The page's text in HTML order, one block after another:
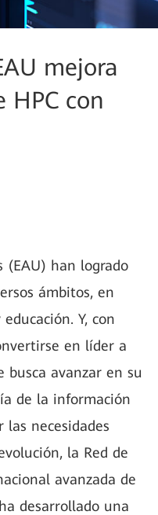
mejora
HPC con
(EAU) han logrado
ámbitos, en
Y, con
en líder a
busca avanzar en su
de la información
las necesidades
la Red de
avanzada de
desarrollado una